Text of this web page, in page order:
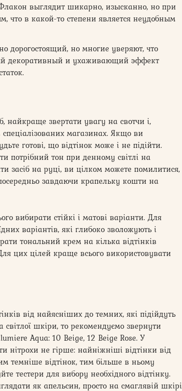
выглядит шикарно, изысканно, но при
что в какой-то степени является неудобным
дорогостоящий, но многие уверяют, что
декоративный и ухаживающий эффект
найкраще звертати увагу на свотчи і,
магазинах. Якщо ви
готові, що відтінок може і не підійти.
потрібний тон при денному світлі на
засіб на руці, ви цілком можете помилитися,
завдаючи крапельку кошти на
вибирати стійкі і матові варіанти. Для
варіантів, які глибоко зволожують і
тональний крем на кілька відтінків
цих цілей краще всього використовувати
від найясніших до темних, які підійдуть
шкіри, то рекомендуємо звернути
Aqua: 10 Beige, 12 Beige Rose. У
нітрохи не гірше: найніжніші відтінки від
темніше відтінок, тим більше в ньому
тестери для вибору необхідного відтінку.
як апельсин, просто на смаглявій шкірі